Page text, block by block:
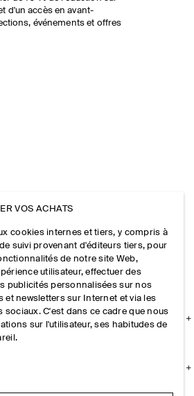
d'un accès en avant-
événements et offres
VOS ACHATS
cookies internes et tiers, y compris à
suivi provenant d'éditeurs tiers, pour
de notre site Web,
utilisateur, effectuer des
publicités personnalisées sur nos
et newsletters sur Internet et via les
sociaux. C'est dans ce cadre que nous
sur l'utilisateur, ses habitudes de